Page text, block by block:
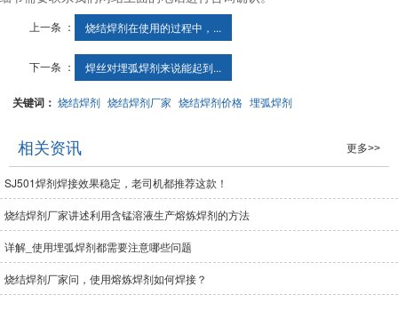
上一条 ： 烧结焊剂在使用的过程中，...
下一条 ： 焊丝对埋弧焊剂来说能起到...
关键词：烧结焊剂 烧结焊剂厂家 烧结焊剂价格 埋弧焊剂
相关资讯 更多>>
SJ501焊剂焊接效果稳定，老司机都推荐这款！
烧结焊剂厂家讲述利用含锰溶液生产熔炼焊剂的方法
详解_使用埋弧焊剂都需要注意哪些问题
烧结焊剂厂家问，使用熔炼焊剂如何焊接？